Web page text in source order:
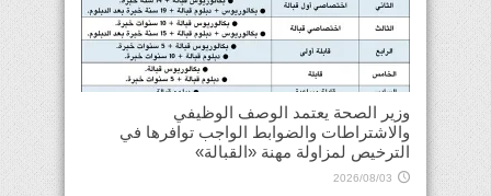
وزير الصحة يعتمد الوصف الوظيفي
والاشتراطات والضوابط الواجب توافرها في
الترخيص لمزاولة مهنة «القبالة»
2026/08/03